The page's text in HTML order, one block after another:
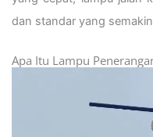
dan standar yang
Apa Itu Lampu